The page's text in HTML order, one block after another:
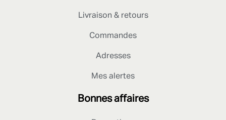
Livraison & retours
Commandes
Adresses
Mes alertes
Bonnes affaires